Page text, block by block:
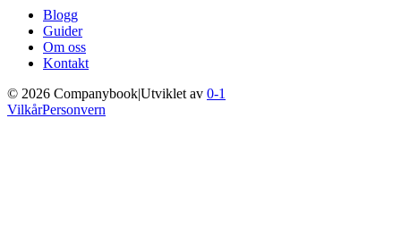
Blogg
Guider
Om oss
Kontakt
© 2026 CompanybookUtviklet av 0-1
VilkårPersonvern